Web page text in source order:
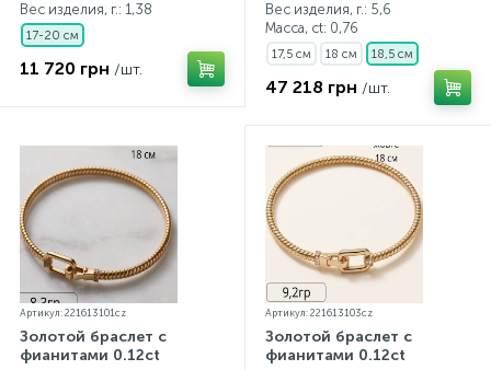
Вес изделия, г.: 1,38
17-20 см
11 720 грн /шт.
Вес изделия, г.: 5,6
Масса, ct: 0,76
17,5 см 18 см 18,5 см
47 218 грн /шт.
Артикул: 221613101cz
Золотой браслет с
фианитами 0.12ct
Артикул: 221613103cz
Золотой браслет с
фианитами 0.12ct